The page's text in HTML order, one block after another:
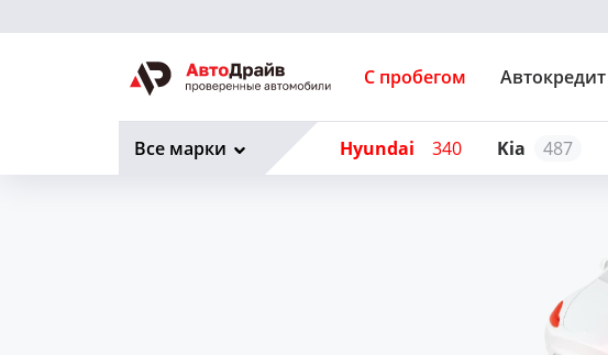
С пробегом Автокредит
Hyundai 340 Kia 487
Все марки